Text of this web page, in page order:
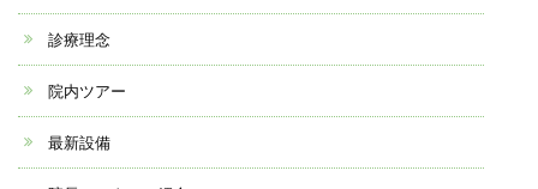
診療理念
院内ツアー
最新設備